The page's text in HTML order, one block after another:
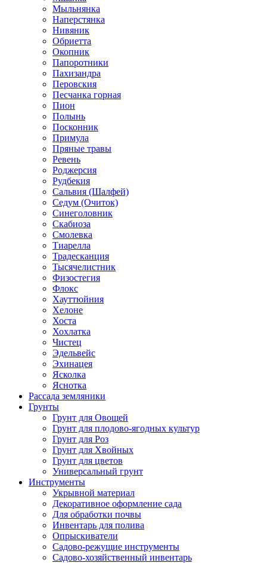
Мыльнянка
Наперстянка
Нивяник
Обриетта
Окопник
Папоротники
Пахизандра
Перовския
Песчанка горная
Пион
Полынь
Посконник
Примула
Пряные травы
Ревень
Роджерсия
Рудбекия
Сальвия (Шалфей)
Седум (Очиток)
Синеголовник
Скабиоза
Смолевка
Тиарелла
Традесканция
Тысячелистник
Физостегия
Флокс
Хауттюйния
Хелоне
Хоста
Хохлатка
Чистец
Эдельвейс
Эхинацея
Ясколка
Яснотка
Рассада земляники
Грунты
Грунт для Овощей
Грунт для плодово-ягодных культур
Грунт для Роз
Грунт для Хвойных
Грунт для цветов
Универсальный грунт
Инструменты
Укрывной материал
Декоративное оформление сада
Для обработки почвы
Инвентарь для полива
Опрыскиватели
Садово-режущие инструменты
Садово-хозяйственный инвентарь